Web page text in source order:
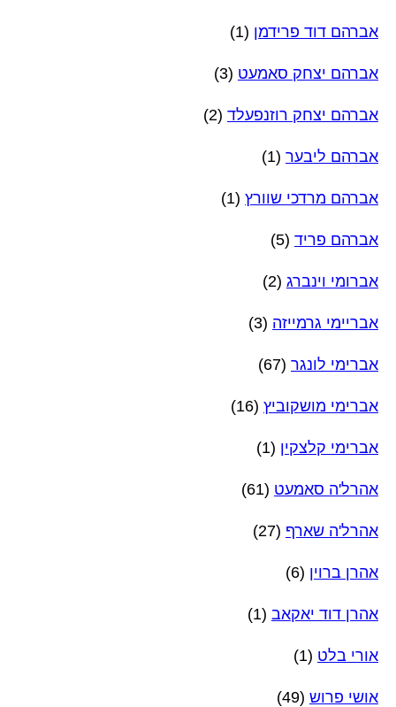
אברהם דוד פרידמן (1)
אברהם יצחק סאמעט (3)
אברהם יצחק רוזנפעלד (2)
אברהם ליבער (1)
אברהם מרדכי שוורץ (1)
אברהם פריד (5)
אברומי וינברג (2)
אבריימי גרמייזה (3)
אברימי לונגר (67)
אברימי מושקוביץ (16)
אברימי קלצקין (1)
אהרל'ה סאמעט (61)
אהרל'ה שארף (27)
אהרן ברוין (6)
אהרן דוד יאקאב (1)
אורי בלט (1)
אושי פרוש (49)